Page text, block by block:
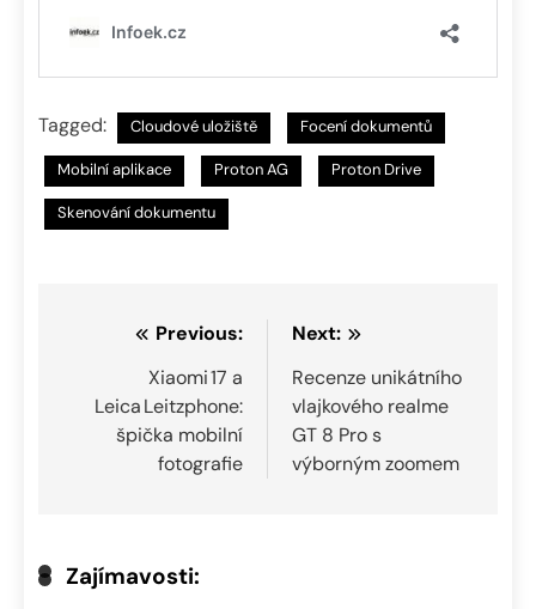
Tagged: Cloudové uložiště Focení dokumentů
Mobilní aplikace Proton AG Proton Drive
Skenování dokumentu
Navigace
příspěvek
Previous:
Xiaomi 17 a
Leica Leitzphone:
špička mobilní
fotografie
Next:
Recenze unikátního
vlajkového realme
GT 8 Pro s
výborným zoomem
Zajímavosti: